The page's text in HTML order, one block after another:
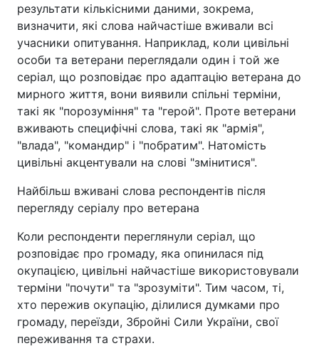
результати кількісними даними, зокрема,
визначити, які слова найчастіше вживали всі
учасники опитування. Наприклад, коли цивільні
особи та ветерани переглядали один і той же
серіал, що розповідає про адаптацію ветерана до
мирного життя, вони виявили спільні терміни,
такі як "порозуміння" та "герой". Проте ветерани
вживають специфічні слова, такі як "армія",
"влада", "командир" і "побратим". Натомість
цивільні акцентували на слові "змінитися".
Найбільш вживані слова респондентів після
перегляду серіалу про ветерана
Коли респонденти переглянули серіал, що
розповідає про громаду, яка опинилася під
окупацією, цивільні найчастіше використовували
терміни "почути" та "зрозуміти". Тим часом, ті,
хто пережив окупацію, ділилися думками про
громаду, переїзди, Збройні Сили України, свої
переживання та страхи.